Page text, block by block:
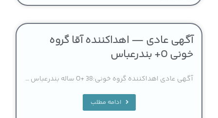
آگهی عادی — اهداکننده آقا گروه
خونی O+ بندرعباس
آگهی عادی اهداکننده گروه خونی:O+ 38 ساله بندرعباس …
ادامه مطلب